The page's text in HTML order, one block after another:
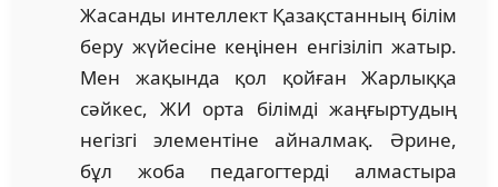
Жасанды интеллект Қазақстанның білім
беру жүйесіне кеңінен енгізіліп жатыр.
Мен жақында қол қойған Жарлыққа
сәйкес, ЖИ орта білімді жаңғыртудың
негізгі элементіне айналмақ. Әрине,
бұл жоба педагогтерді алмастыра